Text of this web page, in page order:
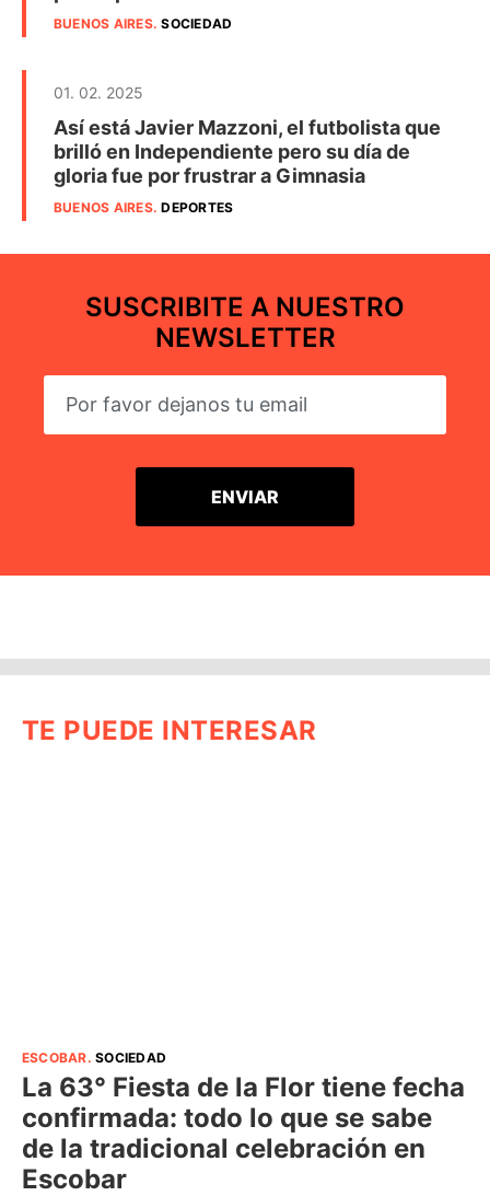
BUENOS AIRES.SOCIEDAD
01. 02. 2025
Así está Javier Mazzoni, el futbolista que
brilló en Independiente pero su día de
gloria fue por frustrar a Gimnasia
BUENOS AIRES.DEPORTES
SUSCRIBITE A NUESTRO
NEWSLETTER
TE PUEDE INTERESAR
ESCOBAR.SOCIEDAD
La 63° Fiesta de la Flor tiene fecha
confirmada: todo lo que se sabe
de la tradicional celebración en
Escobar